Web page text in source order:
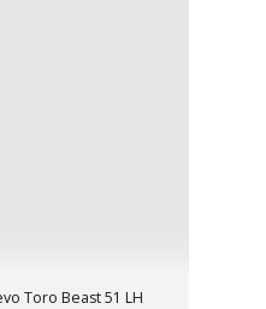
Toro Beast 51 LH